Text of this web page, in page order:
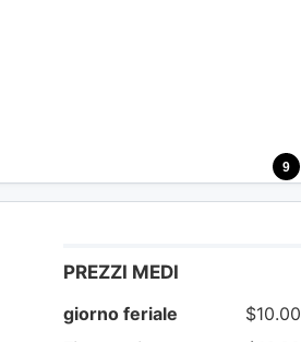
9
PREZZI MEDI
giorno feriale
$10.00